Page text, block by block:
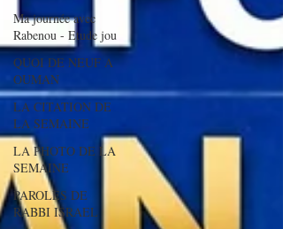
Ma journée avec
Rabenou - Etude jou
QUOI DE NEUF A
OUMAN
LA CITATION DE
LA SEMAINE
LA PHOTO DE LA
SEMAINE
PAROLES DE
RABBI ISRAEL